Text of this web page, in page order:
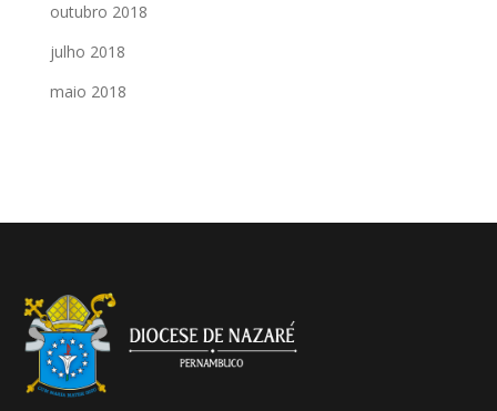
outubro 2018
julho 2018
maio 2018